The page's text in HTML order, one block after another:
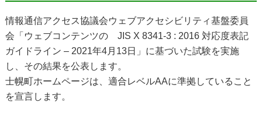
情報通信アクセス協議会ウェブアクセシビリティ基盤委員
会「ウェブコンテンツの JIS X 8341-3 : 2016 対応度表記
ガイドライン – 2021年4月13日」に基づいた試験を実施
し、その結果を公表します。
士幌町ホームページは、適合レベルAAに準拠していること
を宣言します。